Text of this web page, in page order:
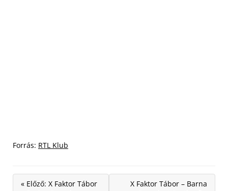
Forrás: RTL Klub
« Előző: X Faktor Tábor
X Faktor Tábor – Barna